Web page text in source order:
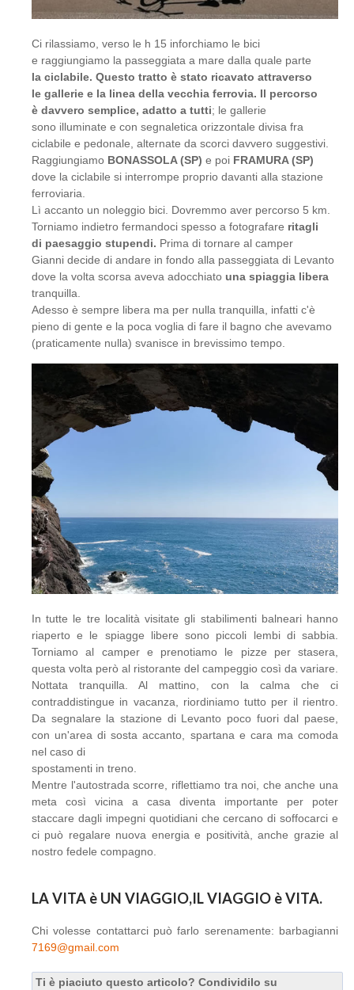
Ci rilassiamo, verso le h 15 inforchiamo le bici
e raggiungiamo la passeggiata a mare dalla quale parte
la ciclabile. Questo tratto è stato ricavato attraverso
le gallerie e la linea della vecchia ferrovia. Il percorso
è davvero semplice, adatto a tutti; le gallerie
sono illuminate e con segnaletica orizzontale divisa fra
ciclabile e pedonale, alternate da scorci davvero suggestivi.
Raggiungiamo BONASSOLA (SP) e poi FRAMURA (SP)
dove la ciclabile si interrompe proprio davanti alla stazione
ferroviaria.
Lì accanto un noleggio bici. Dovremmo aver percorso 5 km.
Torniamo indietro fermandoci spesso a fotografare ritagli
di paesaggio stupendi. Prima di tornare al camper
Gianni decide di andare in fondo alla passeggiata di Levanto
dove la volta scorsa aveva adocchiato una spiaggia libera
tranquilla.
Adesso è sempre libera ma per nulla tranquilla, infatti c'è
pieno di gente e la poca voglia di fare il bagno che avevamo
(praticamente nulla) svanisce in brevissimo tempo.
In tutte le tre località visitate gli stabilimenti balneari hanno
riaperto e le spiagge libere sono piccoli lembi di sabbia.
Torniamo al camper e prenotiamo le pizze per stasera,
questa volta però al ristorante del campeggio così da variare.
Nottata tranquilla. Al mattino, con la calma che ci
contraddistingue in vacanza, riordiniamo tutto per il rientro.
Da segnalare la stazione di Levanto poco fuori dal paese,
con un'area di sosta accanto, spartana e cara ma comoda
nel caso di
spostamenti in treno.
Mentre l'autostrada scorre, riflettiamo tra noi, che anche una
meta così vicina a casa diventa importante per poter
staccare dagli impegni quotidiani che cercano di soffocarci e
ci può regalare nuova energia e positività, anche grazie al
nostro fedele compagno.
LA VITA è UN VIAGGIO,IL VIAGGIO è VITA.
Chi volesse contattarci può farlo serenamente: barbagianni
7169@gmail.com
Ti è piaciuto questo articolo? Condividilo su